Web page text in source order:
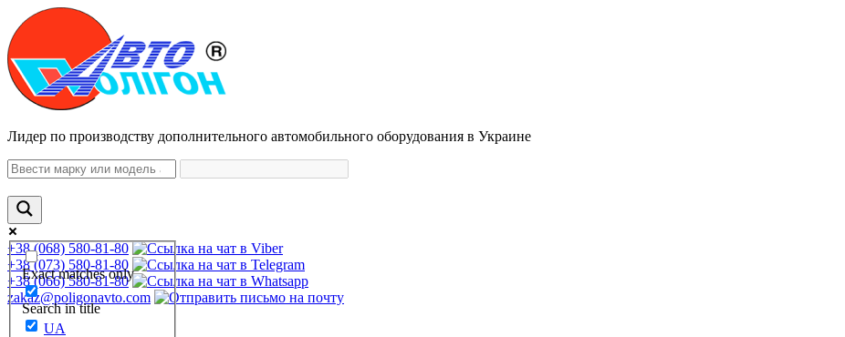
Лидер по производству дополнительного автомобильного оборудования в Украине
Exact matches only
Search in title
+38 (068) 580-81-80
+38 (073) 580-81-80
+38 (066) 580-81-80
zakaz@poligonavto.com
UA